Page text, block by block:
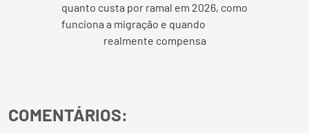
quanto custa por ramal em 2026, como
funciona a migração e quando
realmente compensa
COMENTÁRIOS: